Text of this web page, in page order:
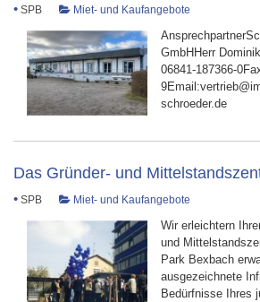
• SPB Miet- und Kaufangebote
GmbHHerr
06841-187366-
schroeder.de
Das Gründer- und
• SPB Miet- und Kaufangebote
Wir erleichtern
und
Park Bexbach
ausgezeichnete
Bedürfnisse Ihres